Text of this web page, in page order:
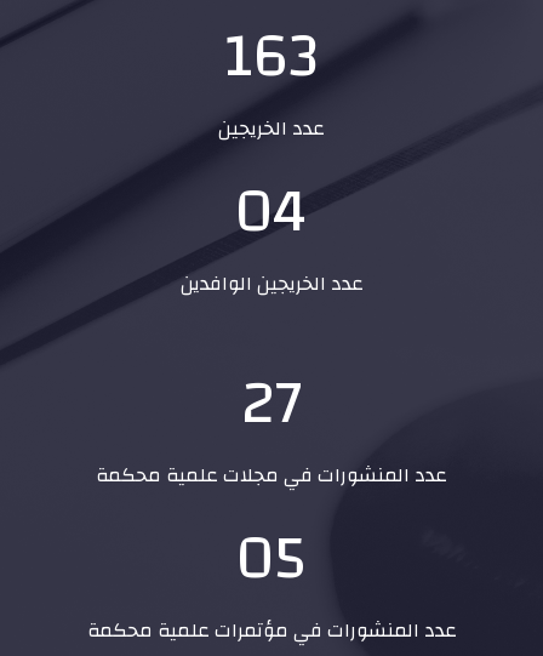
163
عدد الخريجين
04
عدد الخريجين الوافدين
27
عدد المنشورات في مجلات علمية محكمة
05
عدد المنشورات في مؤتمرات علمية محكمة